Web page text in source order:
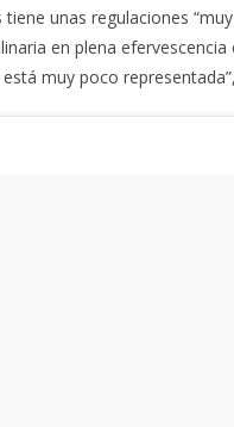
unas regulaciones
en plena
muy poco